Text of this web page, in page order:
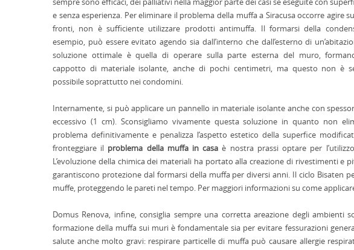
e senza esperienza. Per eliminare il problema della muffa a Siracusa occorre agire
fronti, non è sufficiente utilizzare prodotti antimuffa. Il formarsi della
esempio, può essere evitato agendo sia dall’interno che dall’esterno di
soluzione ottimale è quella di operare sulla parte esterna del muro,
cappotto di materiale isolante, anche di pochi centimetri, ma questo non è
possibile soprattutto nei condomini.
Internamente, si può applicare un pannello in materiale isolante anche con
eccessivo (1 cm). Sconsigliamo vivamente questa soluzione in quanto non
problema definitivamente e penalizza l’aspetto estetico della superfice
fronteggiare il problema della muffa in casa è nostra prassi optare per
L’evoluzione della chimica dei materiali ha portato alla creazione di rivestimenti e
garantiscono protezione dal formarsi della muffa per diversi anni. Il ciclo Bisaten
muffe, proteggendo le pareti nel tempo. Per maggiori informazioni su come
Domus Renova, infine, consiglia sempre una corretta areazione degli ambienti
formazione della muffa sui muri è fondamentale sia per evitare fessurazioni
salute anche molto gravi: respirare particelle di muffa può causare allergie